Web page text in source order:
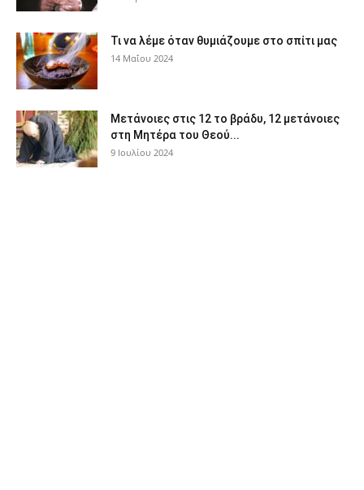
Τι να λέμε όταν θυμιάζουμε στο σπίτι μας
14 Μαΐου 2024
Μετάνοιες στις 12 το βράδυ, 12 μετάνοιες
στη Μητέρα του Θεού...
9 Ιουλίου 2024